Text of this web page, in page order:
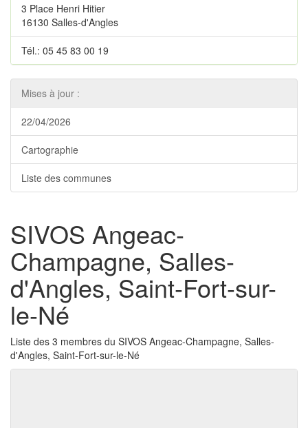
3 Place Henri Hitier
16130 Salles-d'Angles
Tél.: 05 45 83 00 19
Mises à jour :
22/04/2026
Cartographie
Liste des communes
SIVOS Angeac-
Champagne, Salles-
d'Angles, Saint-Fort-sur-
le-Né
Liste des 3 membres du SIVOS Angeac-Champagne, Salles-
d'Angles, Saint-Fort-sur-le-Né